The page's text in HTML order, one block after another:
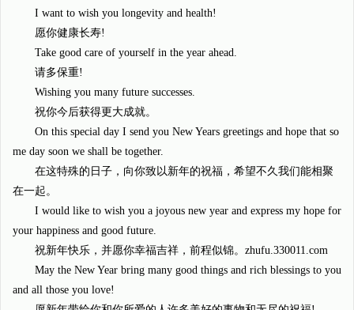
I want to wish you longevity and health!
愿你健康长寿!
Take good care of yourself in the year ahead.
请多保重!
Wishing you many future successes.
祝你今后获得更大成就。
On this special day I send you New Years greetings and hope that so
me day soon we shall be together.
在这特殊的日子，向你致以新年的祝福，希望不久我们能相聚
在一起。
I would like to wish you a joyous new year and express my hope for
your happiness and good future.
祝新年快乐，并愿你幸福吉祥，前程似锦。zhufu.330011.com
May the New Year bring many good things and rich blessings to you
and all those you love!